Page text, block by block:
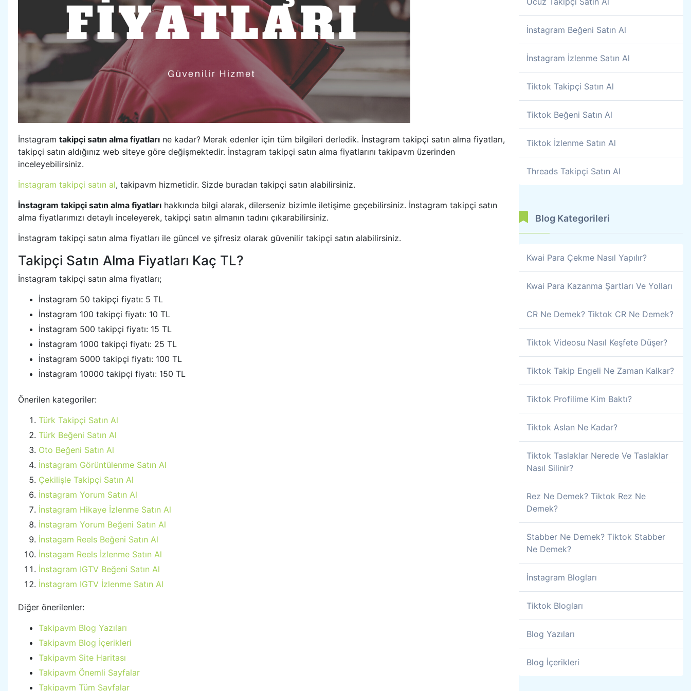
İnstagram takipçi satın alma fiyatları ne kadar? Merak edenler için tüm bilgileri derledik. İnstagram takipçi satın alma fiyatları,
takipçi satın aldığınız web siteye göre değişmektedir. İnstagram takipçi satın alma fiyatlarını takipavm üzerinden
inceleyebilirsiniz.
İnstagram takipçi satın al, takipavm hizmetidir. Sizde buradan takipçi satın alabilirsiniz.
İnstagram takipçi satın alma fiyatları hakkında bilgi alarak, dilerseniz bizimle iletişime geçebilirsiniz. İnstagram takipçi satın
alma fiyatlarımızı detaylı inceleyerek, takipçi satın almanın tadını çıkarabilirsiniz.
İnstagram takipçi satın alma fiyatları ile güncel ve şifresiz olarak güvenilir takipçi satın alabilirsiniz.
Takipçi Satın Alma Fiyatları Kaç TL?
İnstagram takipçi satın alma fiyatları;
İnstagram 50 takipçi fiyatı: 5 TL
İnstagram 100 takipçi fiyatı: 10 TL
İnstagram 500 takipçi fiyatı: 15 TL
İnstagram 1000 takipçi fiyatı: 25 TL
İnstagram 5000 takipçi fiyatı: 100 TL
İnstagram 10000 takipçi fiyatı: 150 TL
Önerilen kategoriler:
Türk Takipçi Satın Al
Türk Beğeni Satın Al
Oto Beğeni Satın Al
İnstagram Görüntülenme Satın Al
Çekilişle Takipçi Satın Al
İnstagram Yorum Satın Al
İnstagram Hikaye İzlenme Satın Al
İnstagram Yorum Beğeni Satın Al
İnstagam Reels Beğeni Satın Al
İnstagam Reels İzlenme Satın Al
İnstagram IGTV Beğeni Satın Al
İnstagram IGTV İzlenme Satın Al
Diğer önerilenler:
Takipavm Blog Yazıları
Takipavm Blog İçerikleri
Takipavm Site Haritası
Takipavm Önemli Sayfalar
Takipavm Tüm Sayfalar
İnstagram Beğeni Satın Al
İnstagram İzlenme Satın Al
Tiktok Takipçi Satın Al
Tiktok Beğeni Satın Al
Tiktok İzlenme Satın Al
Threads Takipçi Satın Al
Blog Kategorileri
Kwai Para Çekme Nasıl Yapılır?
Kwai Para Kazanma Şartları Ve Yolları
CR Ne Demek? Tiktok CR Ne Demek?
Tiktok Videosu Nasıl Keşfete Düşer?
Tiktok Takip Engeli Ne Zaman Kalkar?
Tiktok Profilime Kim Baktı?
Tiktok Aslan Ne Kadar?
Tiktok Taslaklar Nerede Ve Taslaklar
Nasıl Silinir?
Rez Ne Demek? Tiktok Rez Ne
Demek?
Stabber Ne Demek? Tiktok Stabber
Ne Demek?
İnstagram Blogları
Tiktok Blogları
Blog Yazıları
Blog İçerikleri